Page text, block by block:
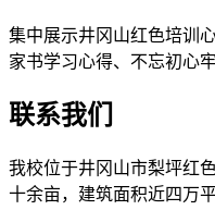
集中展示井冈山红色培训
家书学习心得、不忘初心
联系我们
我校位于井冈山市梨坪红
十余亩，建筑面积近四万